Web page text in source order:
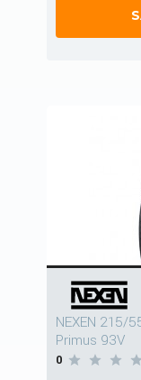
NEXEN 215/
Primus 93V
0